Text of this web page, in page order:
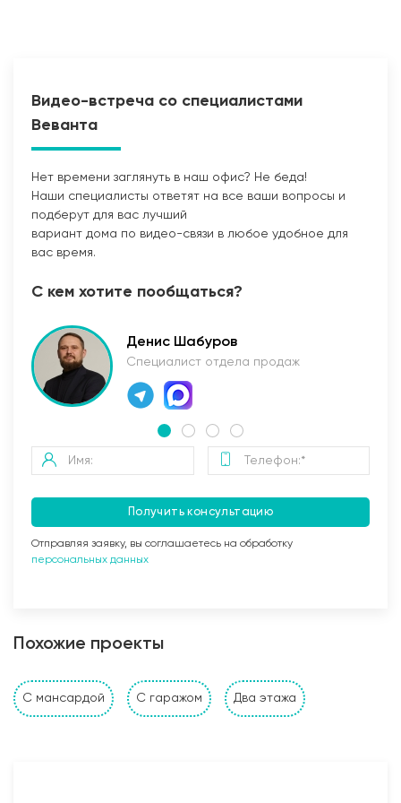
Стены и перегородки дома
1. Наружные и внутренние несущие стены выполнены
Видео-встреча со специалистами
Веванта
Нет времени заглянуть в наш офис? Не беда!
Наши специалисты ответят на все ваши вопросы и
подберут для вас лучший
вариант дома по видео-связи в любое удобное для
вас время.
С кем хотите пообщаться?
Денис Шабуров
Специалист отдела продаж
Получить консультацию
Отправляя заявку, вы соглашаетесь на обработку
персональных данных
Похожие проекты
С мансардой С гаражом Два этажа